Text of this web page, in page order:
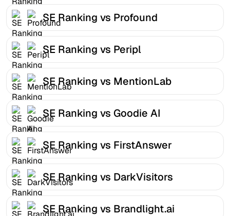
SE Ranking vs Profound
SE Ranking vs Peripl
SE Ranking vs MentionLab
SE Ranking vs Goodie AI
SE Ranking vs FirstAnswer
SE Ranking vs DarkVisitors
SE Ranking vs Brandlight.ai